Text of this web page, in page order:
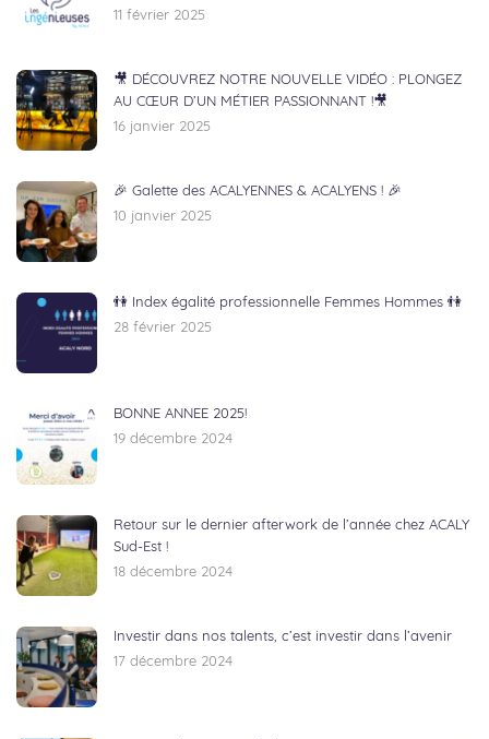
11 février 2025
🎥 DÉCOUVREZ NOTRE NOUVELLE VIDÉO : PLONGEZ
AU CŒUR D’UN MÉTIER PASSIONNANT !🎥
16 janvier 2025
🎉 Galette des ACALYENNES & ACALYENS ! 🎉
10 janvier 2025
👫 Index égalité professionnelle Femmes Hommes 👫
28 février 2025
BONNE ANNEE 2025!
19 décembre 2024
Retour sur le dernier afterwork de l’année chez ACALY
Sud-Est !
18 décembre 2024
Investir dans nos talents, c’est investir dans l’avenir
17 décembre 2024